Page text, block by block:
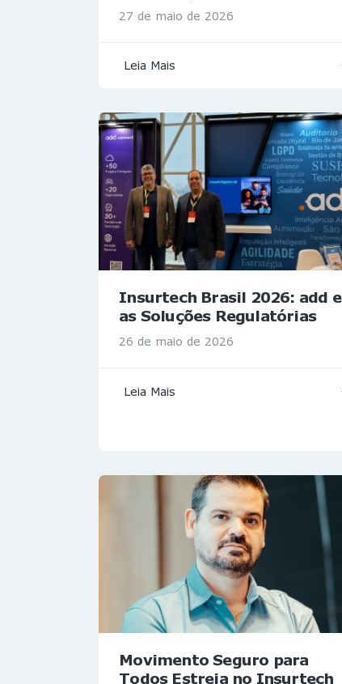
27 de maio de 2026
Leia Mais
Insurtech Brasil 2026: add e
as Soluções Regulatórias
26 de maio de 2026
Leia Mais
Movimento Seguro para
Todos Estreia no Insurtech